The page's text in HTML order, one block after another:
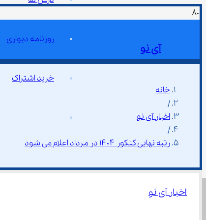
آی نو
روزنامه دیواری
خرید اشتراک
خانه
/
اخبار آی نو
/
رتبه نهایی کنکور ۱۴۰۴ در مرداد اعلام می شود
اخبار آی نو